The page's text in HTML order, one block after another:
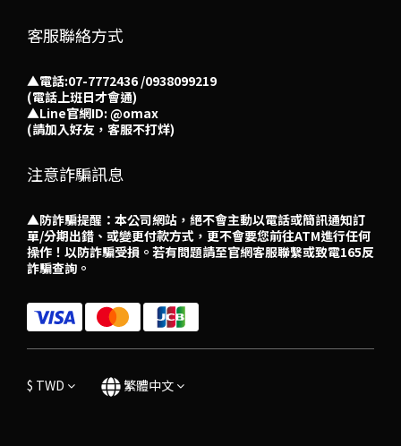
客服聯絡方式
▲電話:07-7772436 /0938099219
(電話上班日才會通)
▲Line官網ID: @omax​
(請加入好友，客服不打烊)
注意詐騙訊息
▲防詐騙提醒：本公司網站，絕不會主動以電話或簡訊通知訂
單/分期出錯、或變更付款方式，更不會要您前往ATM進行任何
操作！以防詐騙受損。若有問題請至官網客服聯繫或致電165反
詐騙查詢。
$ TWD 繁體中文